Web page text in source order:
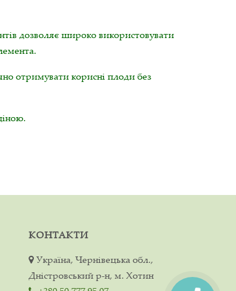
дозволяє широко використовувати
отримувати корисні плоди без
КОНТАКТИ
Україна, Чернівецька обл.,
Дністровський р-н, м. Хотин